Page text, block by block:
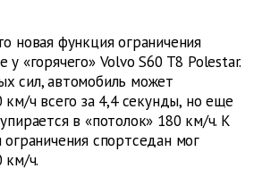
новая функция ограничения
у «горячего» Volvo S60 T8 Polestar.
сил, автомобиль может
км/ч всего за 4,4 секунды, но еще
в «потолок» 180 км/ч. К
спортседан мог
км/ч.